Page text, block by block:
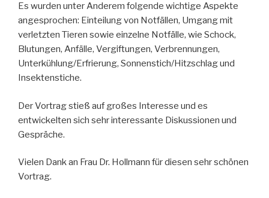
Es wurden unter Anderem folgende wichtige Aspekte
angesprochen: Einteilung von Notfällen, Umgang mit
verletzten Tieren sowie einzelne Notfälle, wie Schock,
Blutungen, Anfälle, Vergiftungen, Verbrennungen,
Unterkühlung/Erfrierung, Sonnenstich/Hitzschlag und
Insektenstiche.
Der Vortrag stieß auf großes Interesse und es
entwickelten sich sehr interessante Diskussionen und
Gespräche.
Vielen Dank an Frau Dr. Hollmann für diesen sehr schönen
Vortrag.